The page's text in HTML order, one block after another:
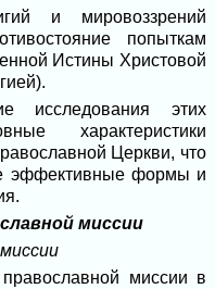
и мировоззрений
попыткам
Истины Христовой
исследования этих
характеристики
Церкви, что
эффективные формы и
миссии
миссии в